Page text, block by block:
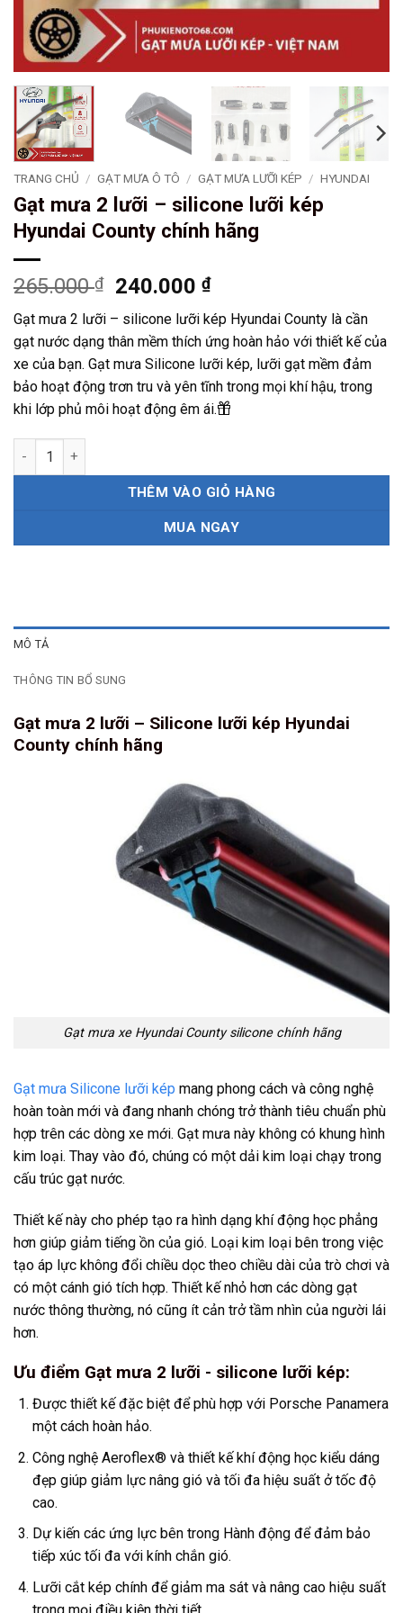
TRANG CHỦ / GẠT MƯA Ô TÔ / GẠT MƯA LƯỠI KÉP / HYUNDAI
Gạt mưa 2 lưỡi – silicone lưỡi kép
Hyundai County chính hãng
265.000₫
Giá
gốc
là:
265.000 ₫.
240.000₫Giá
hiện
tại
là:
240.000 ₫.
Gạt mưa 2 lưỡi – silicone lưỡi kép Hyundai County là cần
gạt nước dạng thân mềm thích ứng hoàn hảo với thiết kế của
xe của bạn. Gạt mưa Silicone lưỡi kép, lưỡi gạt mềm đảm
bảo hoạt động trơn tru và yên tĩnh trong mọi khí hậu, trong
khi lớp phủ môi hoạt động êm ái.
Gạt mưa 2 lưỡi - silicone lưỡi kép Hyundai County chính hãng
THÊM VÀO GIỎ HÀNG
MUA NGAY
MÔ TẢ
THÔNG TIN BỔ SUNG
Gạt mưa 2 lưỡi – Silicone lưỡi kép Hyundai
County chính hãng
Gạt mưa xe Hyundai Countysilicone chính hãng
Gạt mưa Silicone lưỡi kép mang phong cách và công nghệ
hoàn toàn mới và đang nhanh chóng trở thành tiêu chuẩn phù
hợp trên các dòng xe mới. Gạt mưa này không có khung hình
kim loại. Thay vào đó, chúng có một dải kim loại chạy trong
cấu trúc gạt nước.
Thiết kế này cho phép tạo ra hình dạng khí động học phẳng
hơn giúp giảm tiếng ồn của gió. Loại kim loại bên trong việc
tạo áp lực không đổi chiều dọc theo chiều dài của trò chơi và
có một cánh gió tích hợp. Thiết kế nhỏ hơn các dòng gạt
nước thông thường, nó cũng ít cản trở tầm nhìn của người lái
hơn.
Ưu điểm Gạt mưa 2 lưỡi - silicone lưỡi kép:
Được thiết kế đặc biệt để phù hợp với Porsche Panamera
một cách hoàn hảo.
Công nghệ Aeroflex® và thiết kế khí động học kiểu dáng
đẹp giúp giảm lực nâng gió và tối đa hiệu suất ở tốc độ
cao.
Dự kiến ​​​​các ứng lực bên trong Hành động để đảm bảo
tiếp xúc tối đa với kính chắn gió.
Lưỡi cắt kép chính để giảm ma sát và nâng cao hiệu suất